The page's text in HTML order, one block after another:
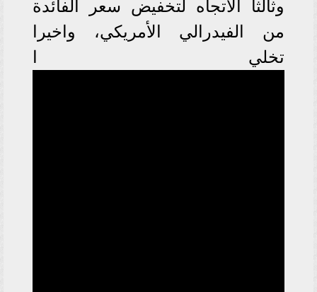
وثالثا الاتجاه لتخفيض سعر الفائدة
من الفيدرالي الأمريكي، واخيرا
تخلي ا